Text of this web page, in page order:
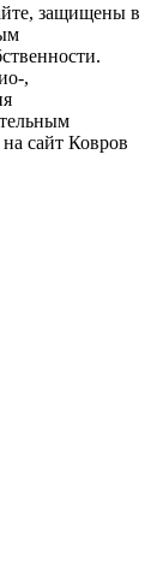
защищены в
,
сайт Ковров